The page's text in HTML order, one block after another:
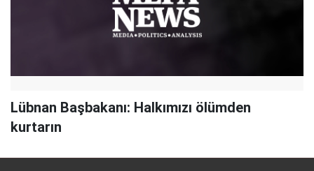
Lübnan Başbakanı: Halkımızı ölümden
kurtarın